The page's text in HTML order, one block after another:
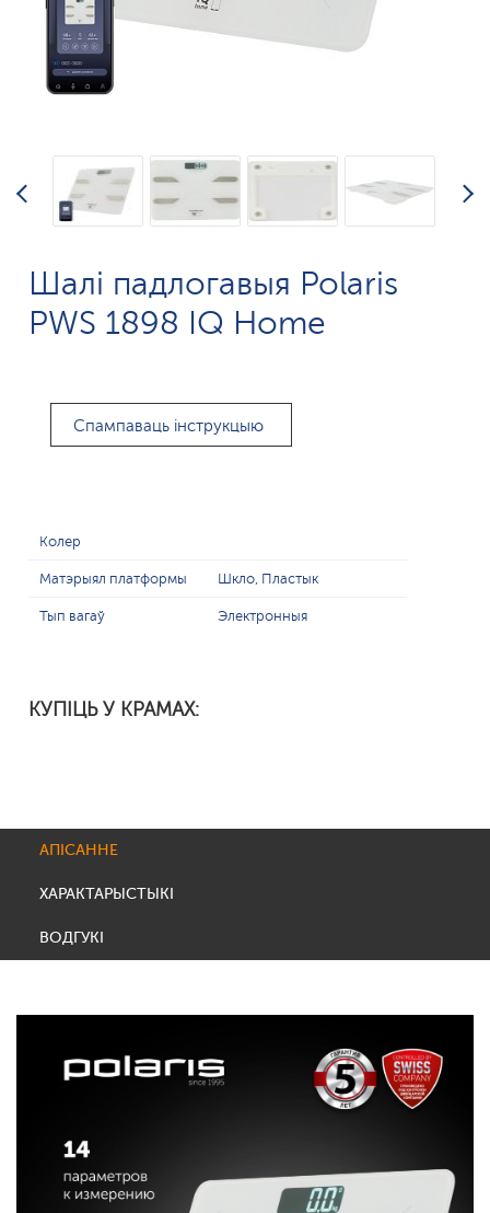
Шалі падлогавыя Polaris
PWS 1898 IQ Home
Спампаваць інструкцыю
Колер
Матэрыял платформы Шкло, Пластык
Тып вагаў Электронныя
КУПІЦЬ У КРАМАХ:
АПІСАННЕ
ХАРАКТАРЫСТЫКІ
ВОДГУКІ